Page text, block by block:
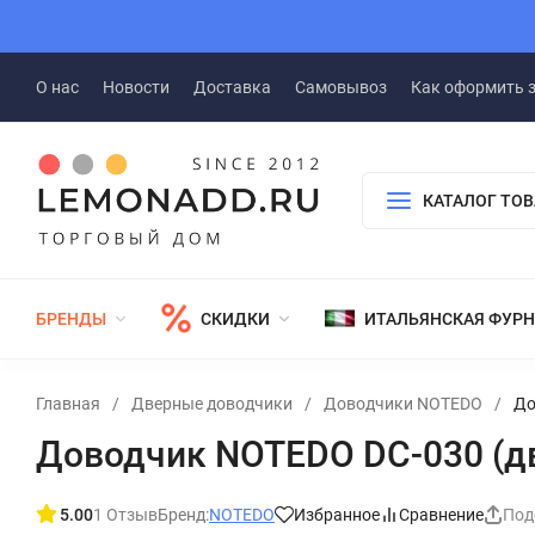
О нас Новости Доставка Самовывоз Как оформить
КАТАЛОГ
БРЕНДЫ СКИДКИ ИТАЛЬЯНСКАЯ
Главная / Дверные доводчики / Доводчики NOTEDO /
Доводчик NOTEDO DC-030
5.001 ОтзывБренд:NOTEDO Избранное Сравнение